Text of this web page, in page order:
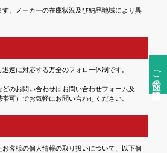
ご注文前の確認事項
。メーカーの在庫状況及び納品地域により異
速に対応する万全のフォロー体制です。
のお問い合わせはお問い合わせフォーム及
可）でお気軽にお問い合わせください。
客様の個人情報の取り扱いについて、以下個